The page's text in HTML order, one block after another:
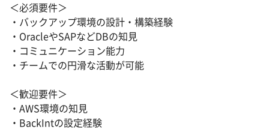
＜必須要件＞
・バックアップ環境の設計・構築経験
・OracleやSAPなどDBの知見
・コミュニケーション能力
・チームでの円滑な活動が可能
＜歓迎要件＞
・AWS環境の知見
・BackIntの設定経験